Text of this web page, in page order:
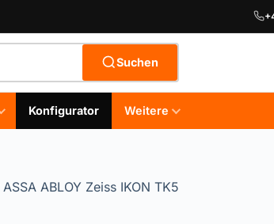
Suchen
Konfigurator Weitere
ABLOY Zeiss IKON TK5